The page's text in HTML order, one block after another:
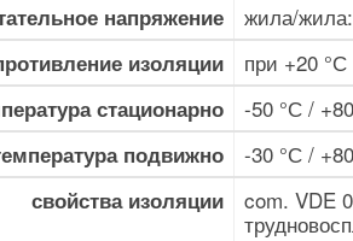
напряжение жила/
изоляции при +20
стационарно -50 °С /
подвижно -30 °С /
свойства изоляции
com. VDE